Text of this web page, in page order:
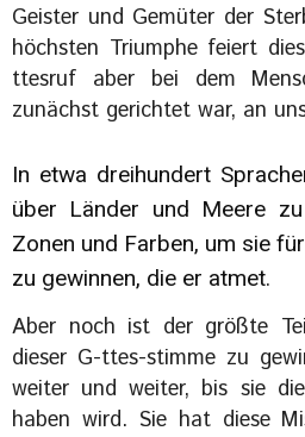
Geister und Gemüter der
höchsten Triumphe feiert
ttesruf aber bei dem
zunächst gerichtet war, an
In etwa dreihundert
über Länder und Meere
Zonen und Farben, um sie
zu gewinnen, die er atmet.
Aber noch ist der größte
dieser G-ttes-stimme zu
weiter und weiter, bis sie
haben wird. Sie hat diese